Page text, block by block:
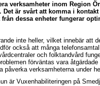
verksamheter inom Region
är svårt att komma i
dessa enheter fungerar
inte heller, vilket innebär att
också att många
och folktandvård
förväntas vara åtgärdade
påverka verksamheterna under
är Vuxenhabiliteringen på